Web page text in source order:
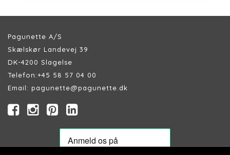
Pagunette A/S
Skælskør Landevej 39
DK-4200 Slagelse
Telefon:+45 58 57 04 00
Email: pagunette@pagunette.dk